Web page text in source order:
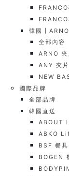
韓國┃ARNO
全部內容
ARNO 夾
ANY 夾
NEW
國際品牌
全部品牌
韓國直送
ABOUT
ABKO
BSF 餐具
BOGEN